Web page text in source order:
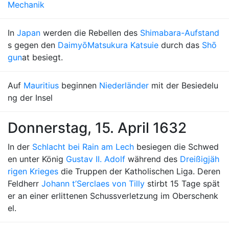
Mechanik
In Japan werden die Rebellen des Shimabara-Aufstand
s gegen den DaimyōMatsukura Katsuie durch das Shō
gunat besiegt.
Auf Mauritius beginnen Niederländer mit der Besiedelu
ng der Insel
Donnerstag, 15. April 1632
In der Schlacht bei Rain am Lech besiegen die Schwed
en unter König Gustav II. Adolf während des Dreißigjäh
rigen Krieges die Truppen der Katholischen Liga. Deren
Feldherr Johann t’Serclaes von Tilly stirbt 15 Tage spät
er an einer erlittenen Schussverletzung im Oberschenk
el.